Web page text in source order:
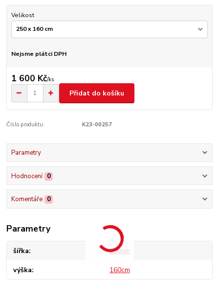
Velikost
Nejsme plátci DPH
1 600 Kč/ks
Přidat do košíku
Číslo produktu: K23-00257
Parametry
Hodnocení 0
Komentáře 0
Parametry
šířka 250cm
výška 160cm